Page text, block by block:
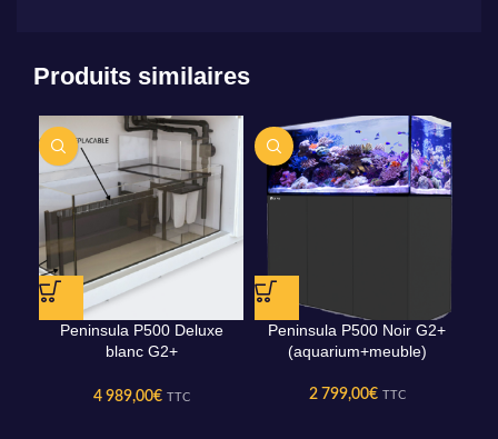
Produits similaires
Peninsula P500 Deluxe
blanc G2+
reefled160 rampe
4 989,00€ TTC
Peninsula P500 Noir G2+
(aquarium+meuble)
2 799,00€ TTC